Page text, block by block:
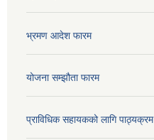
भ्रमण आदेश फारम
योजना सम्झौता फारम
प्राविधिक सहायकको लागि पाठ्यक्रम